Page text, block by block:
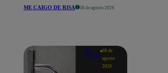
ME CAIGO DE RISA 08 de agosto 2026
Te
ayudo
08 de
agosto
2026